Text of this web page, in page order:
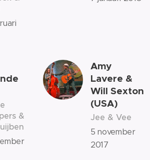
&
Amy
Lavere &
Will Sexton
(USA)
Jee & Vee
5 november
2017